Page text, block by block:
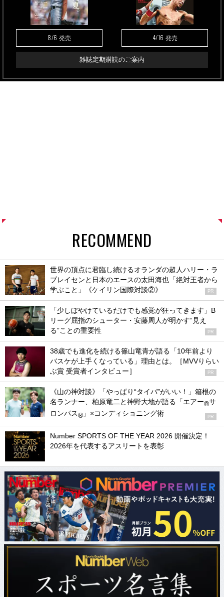
8/6 発売 4/16 発売
雑誌定期購読のご案内
RECOMMEND
世界の頂点に君臨し続けるオランダの超人ハリー・ラ
ブレイセンと日本のエースの太田海也「絶対王者から
学ぶこと」《ケイリン国際対談②》
PR
「少しぼやけているだけでも感覚が狂ってきます」B
リーグ屈指のシューター・安藤周人が明かす“見え
る”ことの重要性
PR
38歳でも進化を続ける篠山竜青が語る「10年前より
バスケが上手くなっている」理由とは。［MVVりらい
ぶ賞 受賞者インタビュー］
PR
《山の神対談》「やっぱり“タイパ”がいい！」箱根の
名ランナー、柏原竜二と神野大地が語る「エアー®サ
ロンパス® 」×コンディショニング術 PR
Number SPORTS OF THE YEAR 2026 開催決定！
2026年を代表するアスリートを表彰